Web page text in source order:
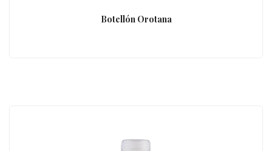
Botellón Orotana